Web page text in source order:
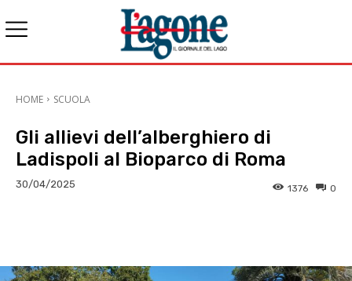
HOME SCUOLA
Gli allievi dell’alberghiero di
Ladispoli al Bioparco di Roma
30/04/2025 0
1376